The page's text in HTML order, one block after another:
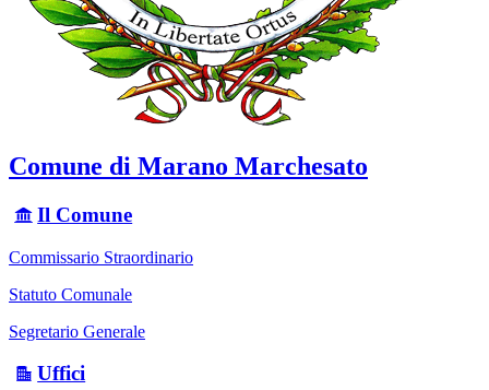
Comune di Marano Marchesato
Il Comune
Commissario Straordinario
Statuto Comunale
Segretario Generale
Uffici